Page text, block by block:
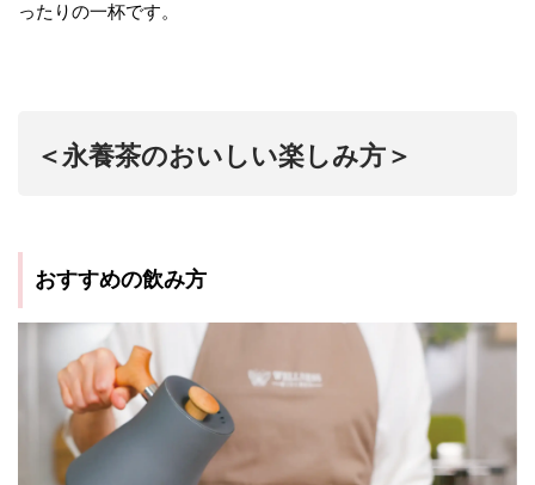
ったりの一杯です。
＜永養茶のおいしい楽しみ方＞
おすすめの飲み方